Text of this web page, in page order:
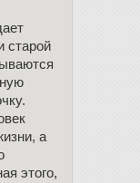
старой
а
этого,